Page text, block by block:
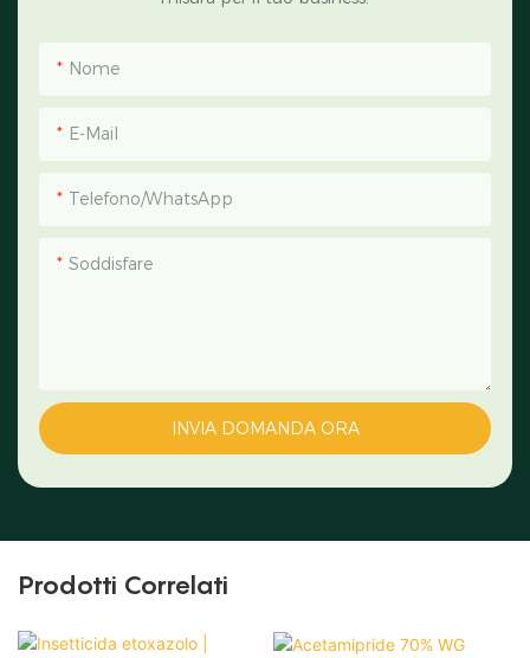
Nome
E-Mail
Telefono/WhatsApp
Soddisfare
INVIA DOMANDA ORA
Prodotti Correlati